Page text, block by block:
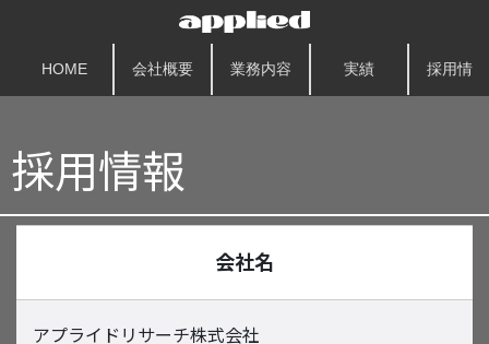
HOME 会社概要 業務内容 実績 採用情報
採用情報
会社名
アプライドリサーチ株式会社